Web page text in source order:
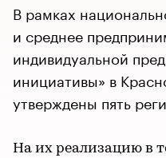
В рамках
и среднее
индивидуальной
инициативы» в
утверждены пять
На их реализацию в